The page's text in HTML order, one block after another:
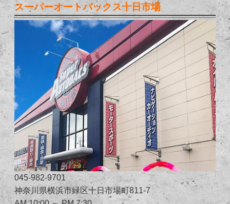
スーパーオートバックス十日市場
045-982-9701
神奈川県横浜市緑区十日市場町811-7